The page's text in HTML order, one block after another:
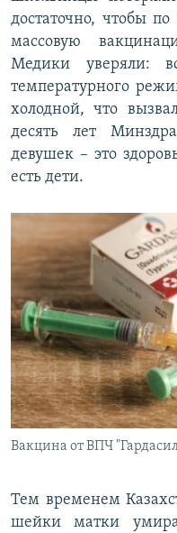
достаточно, чтобы
массовую
Медики уверяли:
температурного
холодной, что
десять лет
девушек – это
есть дети.
Вакцина от ВПЧ
Тем временем
шейки матки